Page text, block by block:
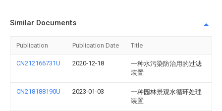
Similar Documents
Publication Publication Date Title
CN212166731U 2020-12-18
一种水污染防治用的过滤
装置
CN218188190U 2023-01-03
一种园林景观水循环处理
装置